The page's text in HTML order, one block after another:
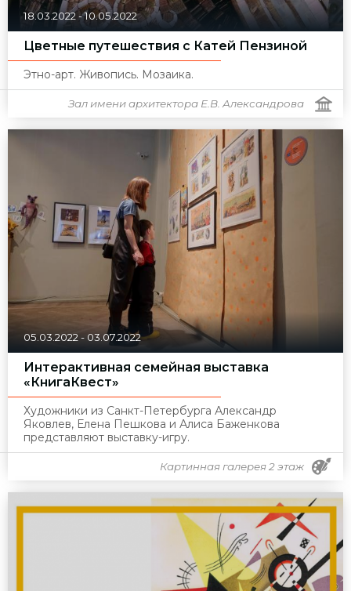
18.03.2022-10.05.2022
Цветные путешествия с Катей Пензиной
Этно-арт. Живопись. Мозаика.
Зал имени архитектора Е.В. Александрова
05.03.2022- 03.07.2022
Интерактивная семейная выставка
«КнигаКвест»
Художники из Санкт-Петербурга Александр
Яковлев, Елена Пешкова и Алиса Баженкова
представляют выставку-игру.
Картинная галерея 2 этаж